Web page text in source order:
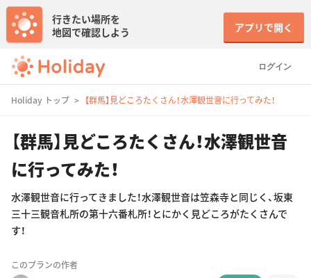
ログイン
行きたい場所を
地図で確認しよう
アプリで開く
Holiday トップ 【群馬】見どころたくさん！水澤観世音に行ってみた！
【群馬】見どころたくさん！水澤観世音
に行ってみた！
水澤観世音に行ってきました！水澤観世音は笠森寺と同じく、坂東
三十三観音札所の第十六番札所！とにかく見どころがたくさんで
す！
このプランの作者